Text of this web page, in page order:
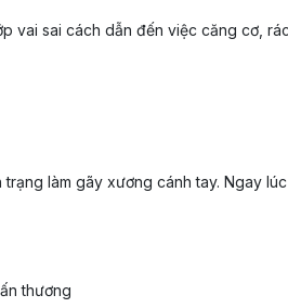
sai cách dẫn đến việc căng cơ,
làm gãy xương cánh tay. Ngay
thương